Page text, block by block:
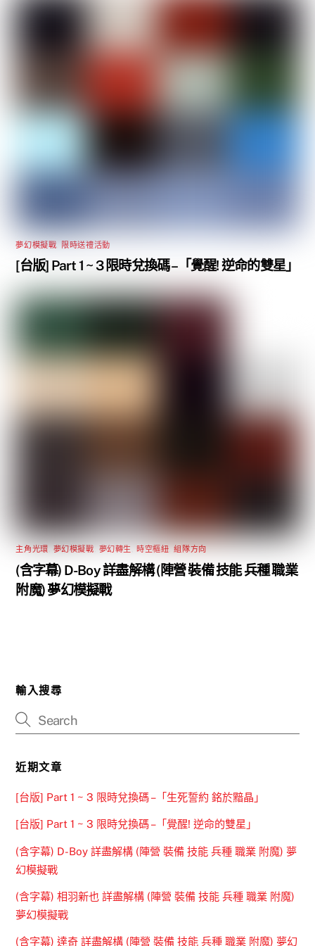
夢幻模擬戰 限時送禮活動
[台版] Part 1 ~ 3 限時兌換碼 –「覺醒! 逆命的雙星」
主角光環 夢幻模擬戰 夢幻轉生 時空樞紐 ,組隊方向
(含字幕) D-Boy 詳盡解構 (陣營 裝備 技能 兵種 職業
附魔) 夢幻模擬戰
輸入搜尋
近期文章
[台版] Part 1 ~ 3 限時兌換碼 –「生死誓約 銘於黯晶」
[台版] Part 1 ~ 3 限時兌換碼 –「覺醒! 逆命的雙星」
(含字幕) D-Boy 詳盡解構 (陣營 裝備 技能 兵種 職業 附魔) 夢
幻模擬戰
(含字幕) 相羽新也 詳盡解構 (陣營 裝備 技能 兵種 職業 附魔)
夢幻模擬戰
(含字幕) 達奇 詳盡解構 (陣營 裝備 技能 兵種 職業 附魔) 夢幻